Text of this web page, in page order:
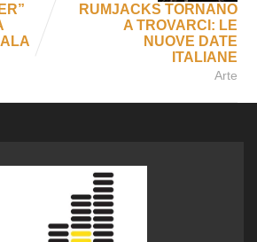
RUMJACKS TORNANO
A TROVARCI: LE
NUOVE DATE
ITALIANE
Arte